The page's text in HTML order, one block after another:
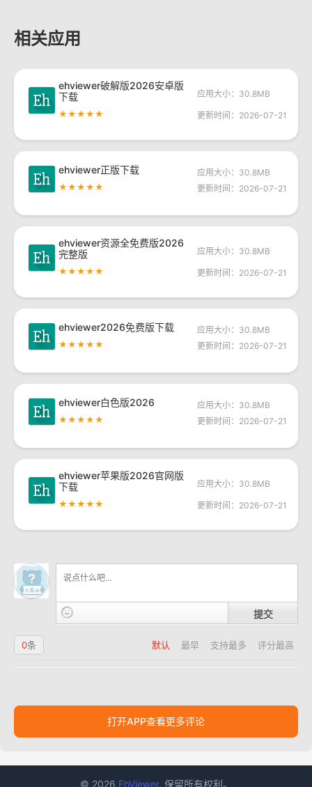
相关应用
ehviewer破解版2026安卓版
下载
★★★★★
应用大小：30.8MB
更新时间：2026-07-21
ehviewer正版下载
★★★★★
应用大小：30.8MB
更新时间：2026-07-21
ehviewer资源全免费版2026
完整版
★★★★★
应用大小：30.8MB
更新时间：2026-07-21
ehviewer2026免费版下载
★★★★★
应用大小：30.8MB
更新时间：2026-07-21
ehviewer白色版2026
★★★★★
应用大小：30.8MB
更新时间：2026-07-21
ehviewer苹果版2026官网版
下载
★★★★★
应用大小：30.8MB
更新时间：2026-07-21
提交
默认 最早 支持最多 评分最高
0条
打开APP查看更多评论
© 2026 EhViewer. 保留所有权利。